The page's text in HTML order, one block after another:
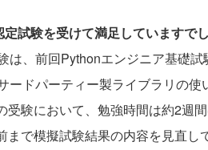
試験を受けて満足していますで
は、前回Pythonエンジニア基礎
ードパーティー製ライブラリの
受験において、勉強時間は約2週
まで模擬試験結果の内容を見直